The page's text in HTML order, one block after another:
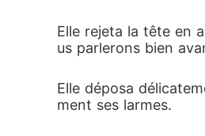
Elle rejeta la tête en
us parlerons bien
Elle déposa
ment ses larmes.